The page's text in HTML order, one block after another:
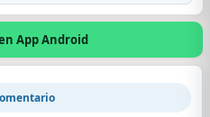
App Android